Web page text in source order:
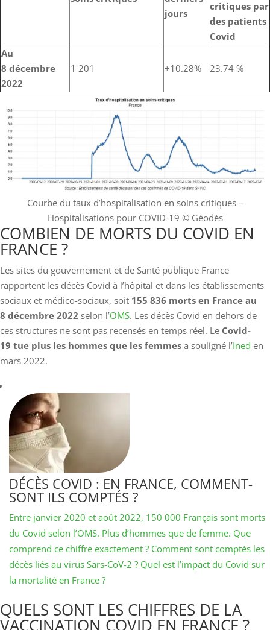
jours
critiques par
des patients
Covid
Au
8 décembre
2022
1 201 +10.28% 23.74 %
Courbe du taux d’hospitalisation en soins critiques –
Hospitalisations pour COVID-19 © Géodès
COMBIEN DE MORTS DU COVID EN
FRANCE ?
Les sites du gouvernement et de Santé publique France
rapportent les décès Covid à l’hôpital et dans les établissements
sociaux et médico-sociaux, soit 155 836 morts en France au
8 décembre 2022 selon l’OMS. Les décès Covid en dehors de
ces structures ne sont pas recensés en temps réel. Le Covid-
19 tue plus les hommes que les femmes a souligné l’Ined en
mars 2022.
DÉCÈS COVID : EN FRANCE, COMMENT-
SONT ILS COMPTÉS ?
Entre janvier 2020 et août 2022, 150 000 Français sont morts
du Covid selon l’OMS. Plus d’hommes que de femme. Que
comprend ce chiffre exactement ? Comment sont comptés les
décès liés au virus Sars-CoV-2 ? Quel est l’impact du Covid sur
la mortalité en France ?
QUELS SONT LES CHIFFRES DE LA
VACCINATION COVID EN FRANCE ?